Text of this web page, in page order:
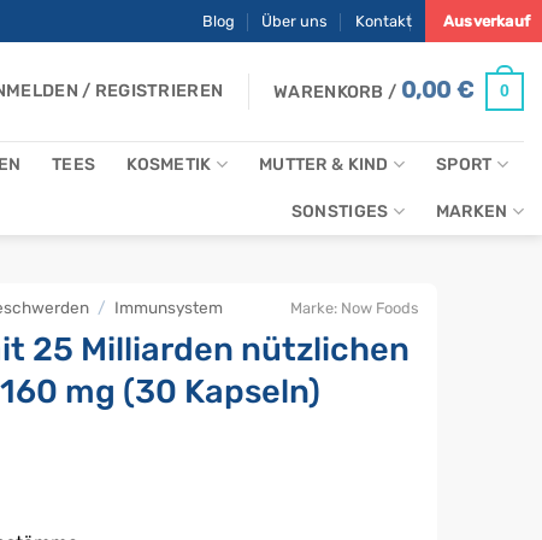
Blog Über uns Kontakt Ausverkauf
/ REGISTRIEREN WARENKORB / 0,00€ 0
TEES KOSMETIK MUTTER & KIND SPORT
SONSTIGES MARKEN
/ Immunsystem
25 Milliarden nützlichen
mg (30 Kapseln)
Marke: Now Foods